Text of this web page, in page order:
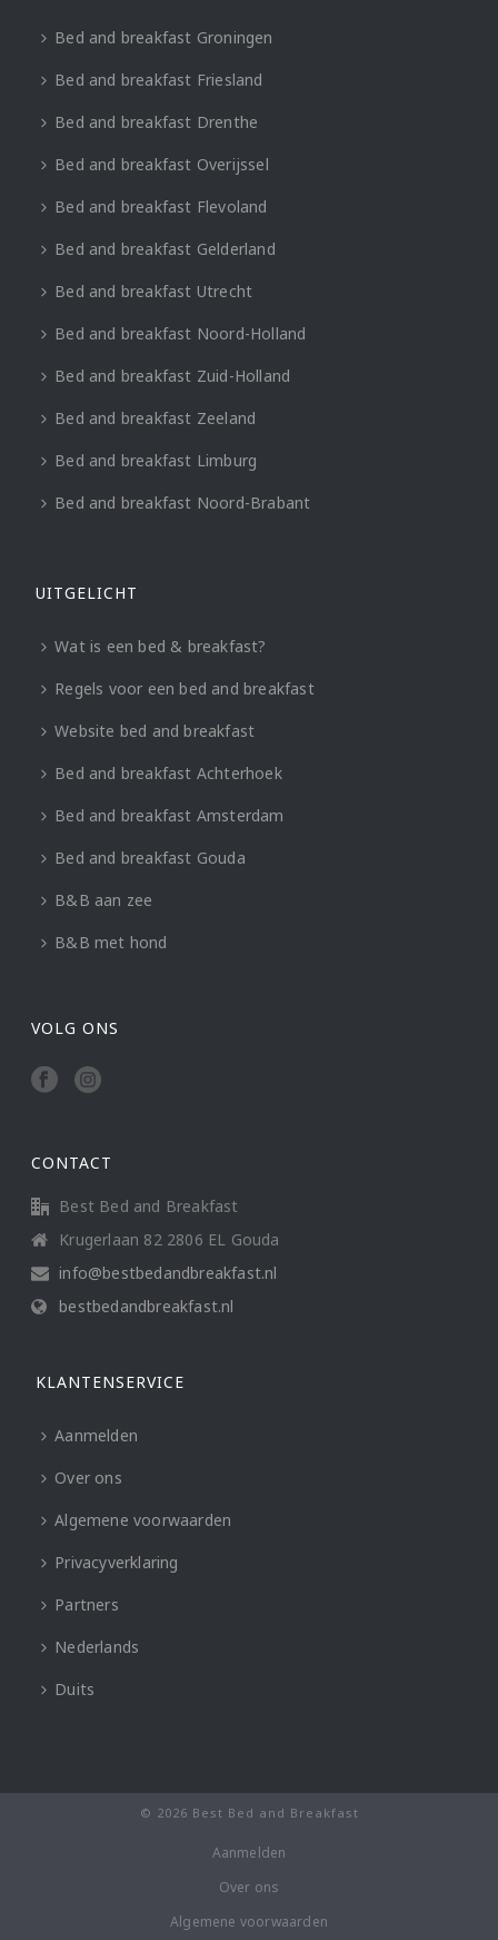
Bed and breakfast Groningen
Bed and breakfast Friesland
Bed and breakfast Drenthe
Bed and breakfast Overijssel
Bed and breakfast Flevoland
Bed and breakfast Gelderland
Bed and breakfast Utrecht
Bed and breakfast Noord-Holland
Bed and breakfast Zuid-Holland
Bed and breakfast Zeeland
Bed and breakfast Limburg
Bed and breakfast Noord-Brabant
UITGELICHT
Wat is een bed & breakfast?
Regels voor een bed and breakfast
Website bed and breakfast
Bed and breakfast Achterhoek
Bed and breakfast Amsterdam
Bed and breakfast Gouda
B&B aan zee
B&B met hond
VOLG ONS
CONTACT
Best Bed and Breakfast
Krugerlaan 82 2806 EL Gouda
info@bestbedandbreakfast.nl
bestbedandbreakfast.nl
KLANTENSERVICE
Aanmelden
Over ons
Algemene voorwaarden
Privacyverklaring
Partners
Nederlands
Duits
© 2026 Best Bed and Breakfast
Aanmelden
Over ons
Algemene voorwaarden